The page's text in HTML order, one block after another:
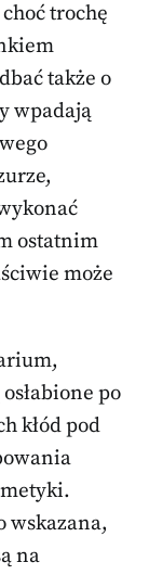
trochę
także o
wpadają
ostatnim
może
po
kłód pod
wskazana,
na